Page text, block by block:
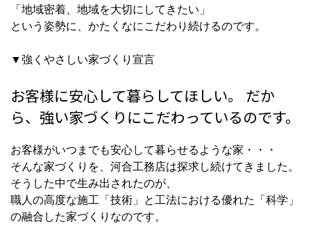
「地域密着、地域を大切にしてきたい」
という姿勢に、かたくなにこだわり続けるのです。
▼強くやさしい家づくり宣言
お客様に安心して暮らしてほしい。 だか
ら、強い家づくりにこだわっているのです。
お客様がいつまでも安心して暮らせるような家・・・
そんな家づくりを、河合工務店は探求し続けてきました。
そうした中で生み出されたのが、
職人の高度な施工「技術」と工法における優れた「科学」
の融合した家づくり なのです。